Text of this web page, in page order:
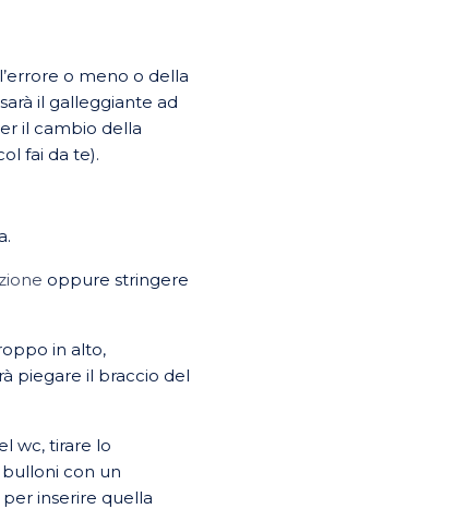
o meno o della
il galleggiante ad
il cambio della
fai da te).
oppure stringere
in alto,
piegare il braccio del
wc, tirare lo
con un
inserire quella